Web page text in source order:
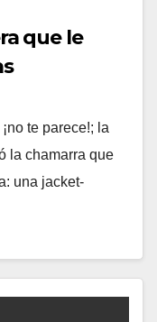
que le
te parece!; la
la chamarra que
una jacket-